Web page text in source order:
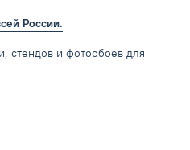
России.
стендов и фотообоев для